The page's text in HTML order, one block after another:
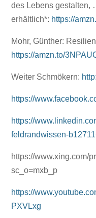
des Lebens gestalten,
erhältlich*: https://
Mohr, Günther:
https://amzn.to/
Weiter Schmökern:
https://
https://
feldrandwissen-
https://www.xing.com/
sc_o=mxb_p
https://
PXVLxg